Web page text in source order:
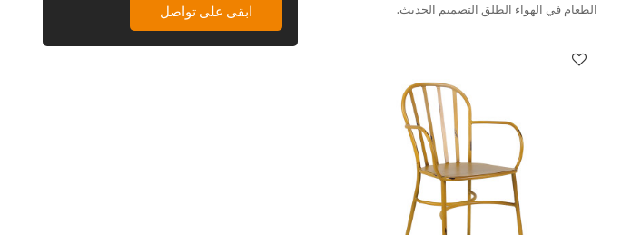
ابقى على تواصل
الطعام في الهواء الطلق التصميم الحديث.